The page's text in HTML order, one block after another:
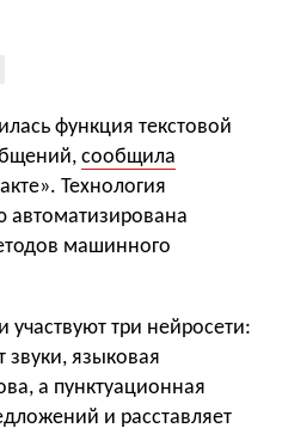
функция текстовой
сообщила
Технология
автоматизирована
машинного
три нейросети:
звуки, языковая
а пунктуационная
и расставляет